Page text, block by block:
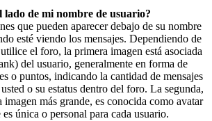
lado de mi nombre de usuario?
que pueden aparecer debajo de su nombre
esté viendo los mensajes. Dependiendo de
el foro, la primera imagen está asociada
del usuario, generalmente en forma de
o puntos, indicando la cantidad de mensajes
o su estatus dentro del foro. La segunda,
imagen más grande, es conocida como avatar
única o personal para cada usuario.